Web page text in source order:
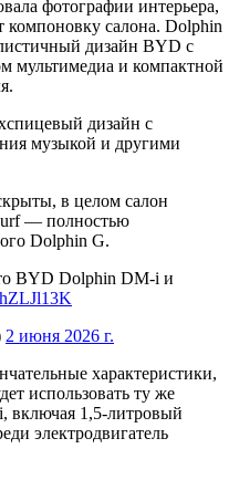
фотографии интерьера,
салона. Dolphin
дизайн BYD с
мультимедиа и компактной
дизайн с
музыкой и другими
в целом салон
— полностью
Dolphin G.
BYD Dolphin DM-i и
2 июня 2026 г.
характеристики,
использовать ту же
включая 1,5-литровый
электродвигатель